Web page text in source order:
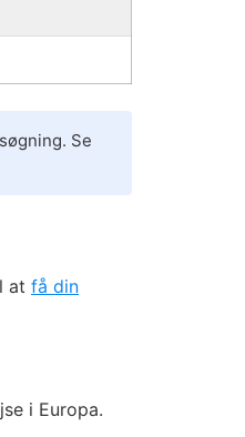
Se
at få din
i Europa.